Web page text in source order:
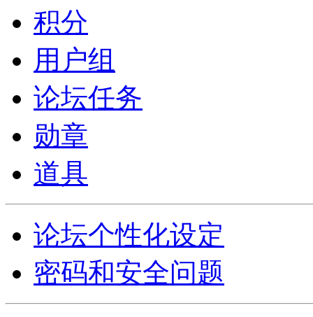
积分
用户组
论坛任务
勋章
道具
论坛个性化设定
密码和安全问题